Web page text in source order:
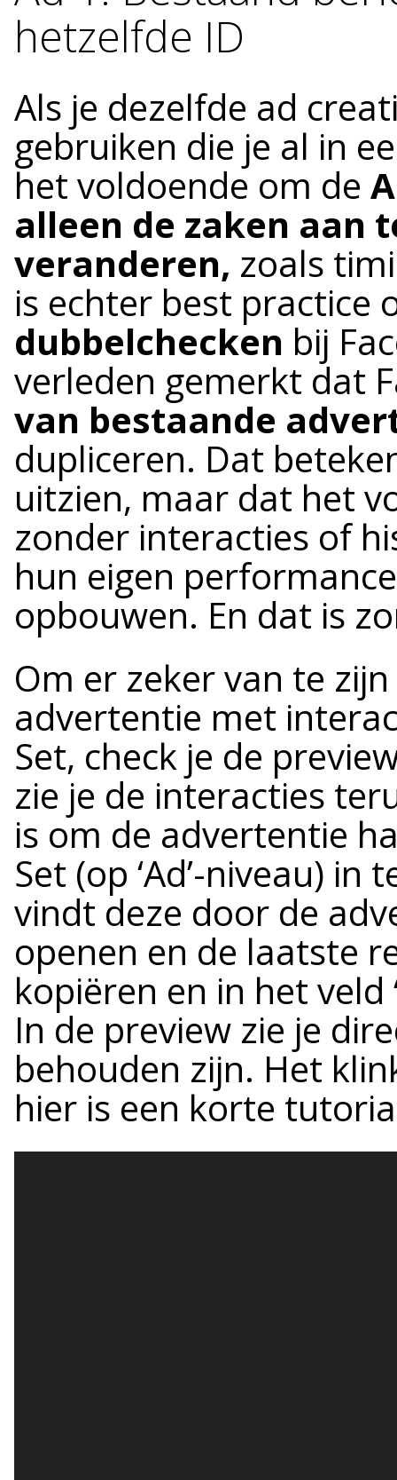
hetzelfde ID
Als je dezelfde ad
gebruiken die je al in
het voldoende om de
alleen de zaken aan
veranderen, zoals
is echter best practice
dubbelchecken bij
verleden gemerkt dat
van bestaande
dupliceren. Dat
uitzien, maar dat het
zonder interacties of
hun eigen
opbouwen. En dat is
Om er zeker van te
advertentie met
Set, check je de
zie je de interacties
is om de advertentie
Set (op ‘Ad’-niveau) in
vindt deze door de
openen en de laatste
kopiëren en in het veld
In de preview zie je
behouden zijn. Het
hier is een korte